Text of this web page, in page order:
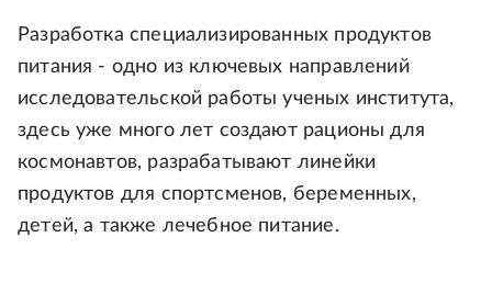
Разработка специализированных продуктов
питания - одно из ключевых направлений
исследовательской работы ученых института,
здесь уже много лет создают рационы для
космонавтов, разрабатывают линейки
продуктов для спортсменов, беременных,
детей, а также лечебное питание.